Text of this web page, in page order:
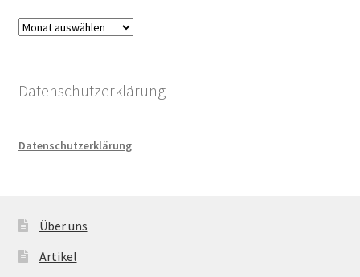
Archiv
Datenschutzerklärung
Datenschutzerklärung
Über uns
Artikel